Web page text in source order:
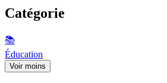
Catégorie
📚
Éducation
Voir moins